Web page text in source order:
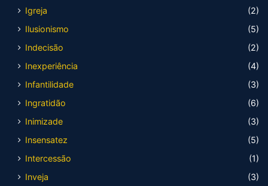
Igreja
(2)
Ilusionismo
(5)
Indecisão
(2)
Inexperiência
(4)
Infantilidade
(3)
Ingratidão
(6)
Inimizade
(3)
Insensatez
(5)
Intercessão
(1)
Inveja
(3)